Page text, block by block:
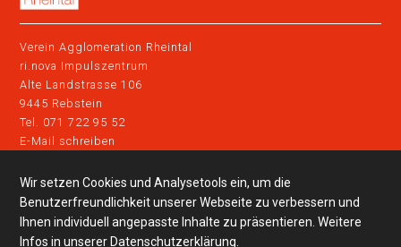
Verein Agglomeration Rheintal
ri.nova Impulszentrum
Alte Landstrasse 106
9445 Rebstein
Tel. 071 722 95 52
E-Mail schreiben
Impressum Datenschutz
clevermobil in der Region
Wir setzen Cookies und Analysetools ein, um die
Benutzerfreundlichkeit unserer Webseite zu verbessern und
Ihnen individuell angepasste Inhalte zu präsentieren. Weitere
Infos in unserer Datenschutzerklärung